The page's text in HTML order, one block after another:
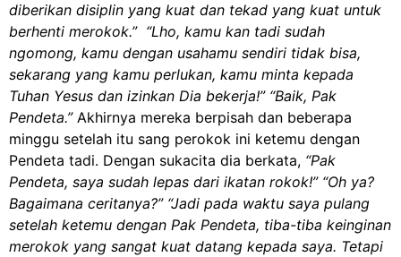
diberikan disiplin yang kuat dan tekad yang kuat untuk
berhenti merokok.” “Lho, kamu kan tadi sudah
ngomong, kamu dengan usahamu sendiri tidak bisa,
sekarang yang kamu perlukan, kamu minta kepada
Tuhan Yesus dan izinkan Dia bekerja!” “Baik, Pak
Pendeta.”Akhirnya mereka berpisah dan beberapa
minggu setelah itu sang perokok ini ketemu dengan
Pendeta tadi. Dengan sukacita dia berkata, “Pak
Pendeta, saya sudah lepas dari ikatan rokok!” “Oh ya?
Bagaimana ceritanya?” “Jadi pada waktu saya pulang
setelah ketemu dengan Pak Pendeta, tiba-tiba keinginan
merokok yang sangat kuat datang kepada saya. Tetapi